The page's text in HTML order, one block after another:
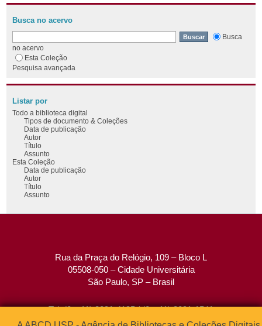
Busca no acervo
Busca
no acervo
Esta Coleção
Pesquisa avançada
Listar por
Todo a biblioteca digital
Tipos de documento & Coleções
Data de publicação
Autor
Título
Assunto
Esta Coleção
Data de publicação
Autor
Título
Assunto
Rua da Praça do Relógio, 109 – Bloco L
05508-050 – Cidade Universitária
São Paulo, SP – Brasil
Tel: (0xx11) 3091-4195 / (0xx11) 3091-1541
Fax: (0xx11) 3091-1567